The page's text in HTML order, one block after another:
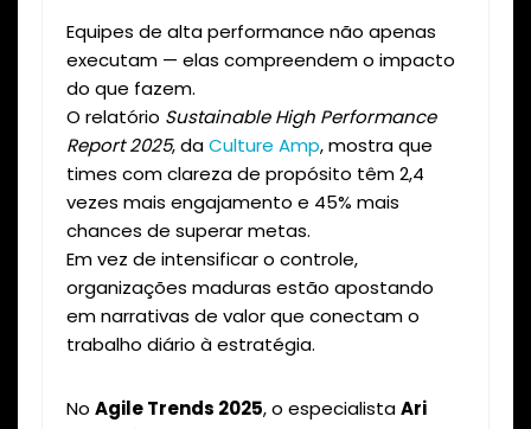
Equipes de alta performance não apenas
executam — elas compreendem o impacto
do que fazem.
O relatório Sustainable High Performance
Report 2025, daCulture Amp, mostra que
times com clareza de propósito têm 2,4
vezes mais engajamento e 45% mais
chances de superar metas.
Em vez de intensificar o controle,
organizações maduras estão apostando
em narrativas de valor que conectam o
trabalho diário à estratégia.
No Agile Trends 2025, o especialistaAri